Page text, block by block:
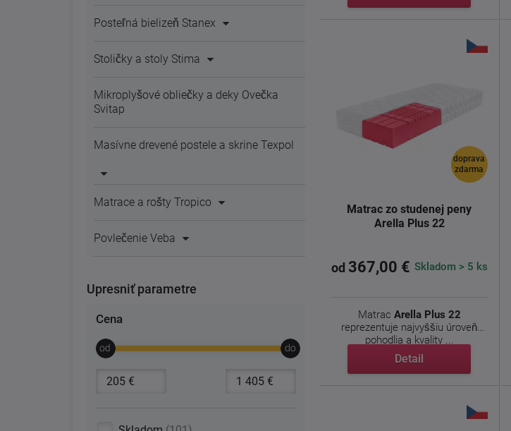
Posteľná bielizeň Stanex
Stoličky a stoly Stima
Mikroplyšové obliečky a deky Ovečka
Svitap
Masívne drevené postele a skrine Texpol
Matrace a rošty Tropico
Povlečenie Veba
Upresniť parametre
Cena
doprava
zdarma
Matrac zo studenej peny
Arella Plus 22
od 367,00 € Skladom > 5 ks
Matrac Arella Plus 22
reprezentuje najvyššiu úroveň
pohodlia a kvality ...
Detail